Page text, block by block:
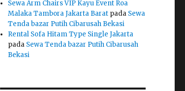
Sewa Arm Chairs VIP Kayu Event Roa
Malaka Tambora Jakarta Barat pada Sewa
Tenda bazar Putih Cibarusah Bekasi
Rental Sofa Hitam Type Single Jakarta
pada Sewa Tenda bazar Putih Cibarusah
Bekasi